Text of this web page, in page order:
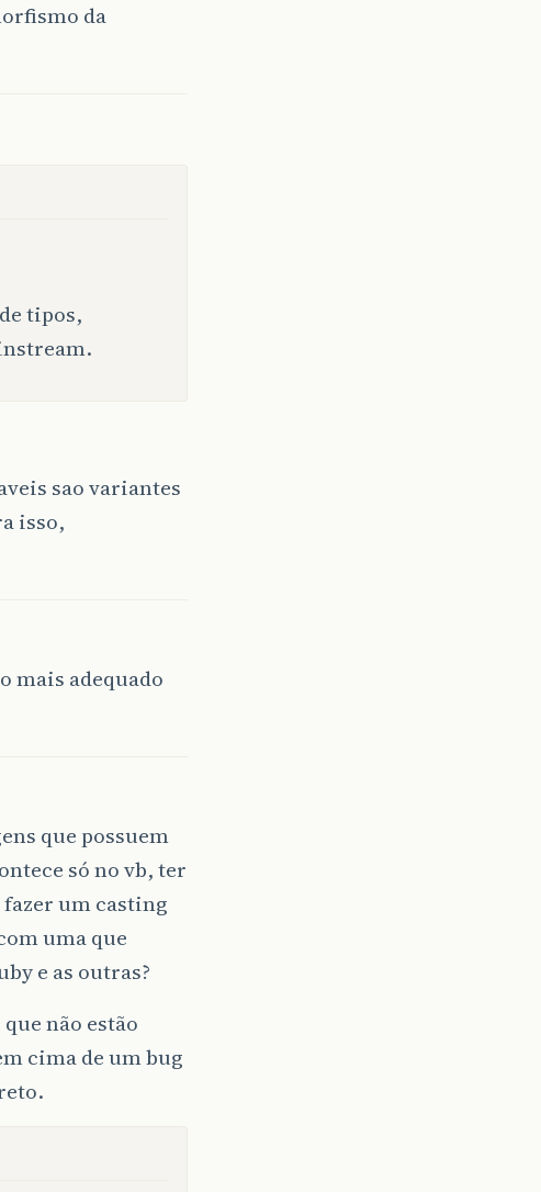
da
tipos,
sao variantes
isso,
mais adequado
que possuem
só no vb, ter
um casting
uma que
e as outras?
não estão
cima de um bug